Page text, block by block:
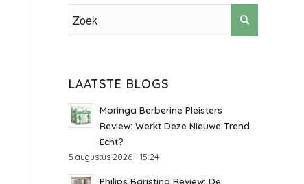
LAATSTE BLOGS
Moringa Berberine Pleisters
Review: Werkt Deze Nieuwe Trend
Echt?
5 augustus 2026 - 15:24
Philips Baristina Review: De